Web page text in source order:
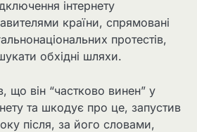
інтернету
країни, спрямовані
протестів,
обхідні шляхи.
що він “частково винен” у
та шкодує про це, запустив
після, за його словами,